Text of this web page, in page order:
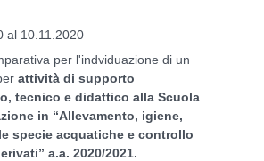
al 10.11.2020
per l'indviduazione di un
attività di supporto
tecnico e didattico alla Scuola
in “Allevamento, igiene,
specie acquatiche e controllo
a.a. 2020/2021.